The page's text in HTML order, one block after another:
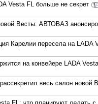
Vesta FL больше не секрет (
Весты: АВТОВАЗ
Карелии пересела на LADA
на конвейере LADA
весь салон новой